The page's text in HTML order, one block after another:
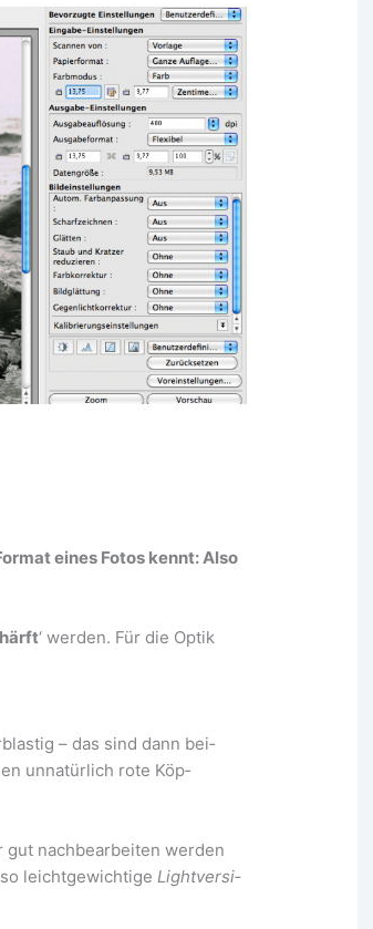
eines Fotos kennt: Also
‘ wer­den. Für die Optik
– das sind dann bei­
unna­tür­lich rote Köp­
gut nach­be­ar­bei­ten wer­den
leicht­ge­wich­ti­geLight­ver­si­